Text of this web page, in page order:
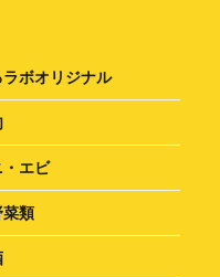
ラボオリジナル
・エビ
菜類